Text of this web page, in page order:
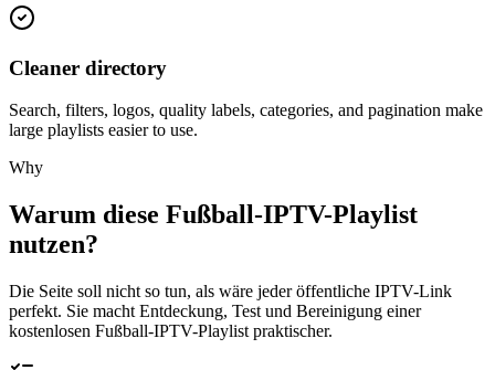
Cleaner directory
Search, filters, logos, quality labels, categories, and pagination make
large playlists easier to use.
Why
Warum diese Fußball-IPTV-Playlist
nutzen?
Die Seite soll nicht so tun, als wäre jeder öffentliche IPTV-Link
perfekt. Sie macht Entdeckung, Test und Bereinigung einer
kostenlosen Fußball-IPTV-Playlist praktischer.